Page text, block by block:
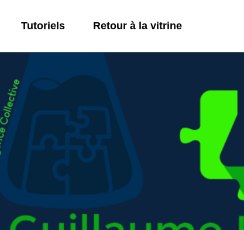
Tutoriels Retour à la vitrine